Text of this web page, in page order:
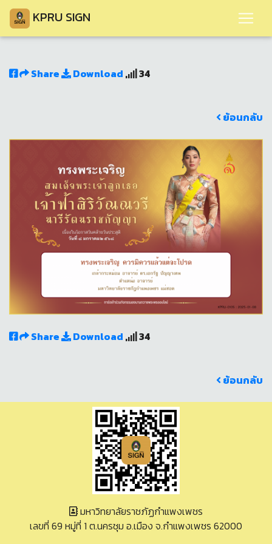
KPRU SIGN
Share Download 34
ย้อนกลับ
Share Download 34
ย้อนกลับ
มหาวิทยาลัยราชภัฏกำแพงเพชร
เลขที่ 69 หมู่ที่ 1 ต.นครชุม อ.เมือง จ.กำแพงเพชร 62000